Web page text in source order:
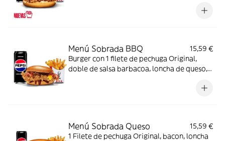
Menú Sobrada BBQ
15,59 €
Burger con 1 filete de pechuga Original,
doble de salsa barbacoa, loncha de queso,
Menú Sobrada Queso
15,59 €
1 Filete de pechuga Original, bacon, loncha